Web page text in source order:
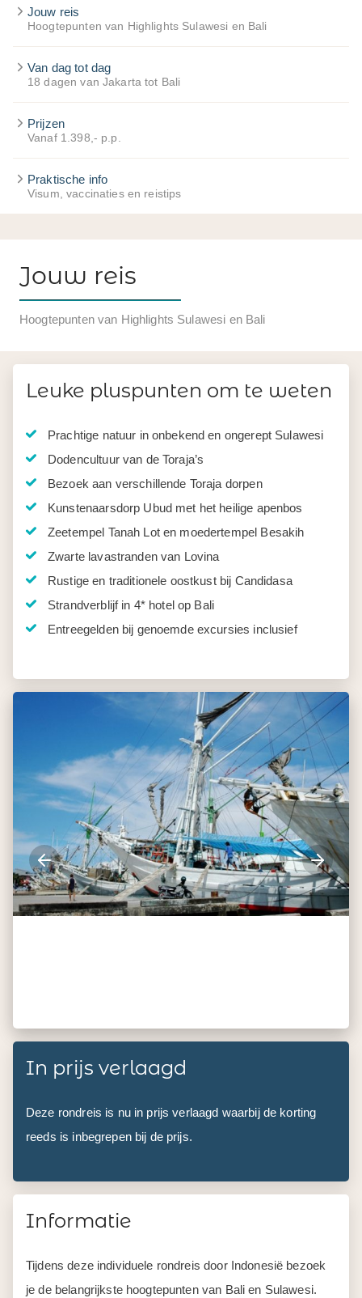
Jouw reis
Hoogtepunten van Highlights Sulawesi en Bali
Van dag tot dag
18 dagen van Jakarta tot Bali
Prijzen
Vanaf 1.398,- p.p.
Praktische info
Visum, vaccinaties en reistips
Jouw reis
Hoogtepunten van Highlights Sulawesi en Bali
Leuke pluspunten om te weten
Prachtige natuur in onbekend en ongerept Sulawesi
Dodencultuur van de Toraja’s
Bezoek aan verschillende Toraja dorpen
Kunstenaarsdorp Ubud met het heilige apenbos
Zeetempel Tanah Lot en moedertempel Besakih
Zwarte lavastranden van Lovina
Rustige en traditionele oostkust bij Candidasa
Strandverblijf in 4* hotel op Bali
Entreegelden bij genoemde excursies inclusief
In prijs verlaagd
Deze rondreis is nu in prijs verlaagd waarbij de korting
reeds is inbegrepen bij de prijs.
Informatie
Tijdens deze individuele rondreis door Indonesië bezoek
je de belangrijkste hoogtepunten van Bali en Sulawesi.